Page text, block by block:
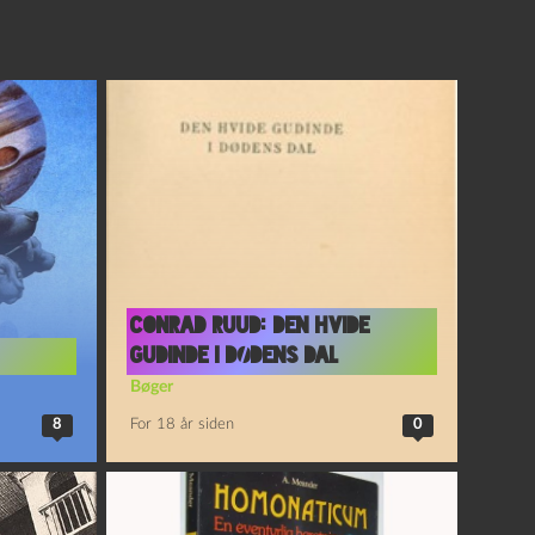
8
Conrad Ruud: Den hvide
gudinde i dødens dal
Bøger
For 18 år siden 0